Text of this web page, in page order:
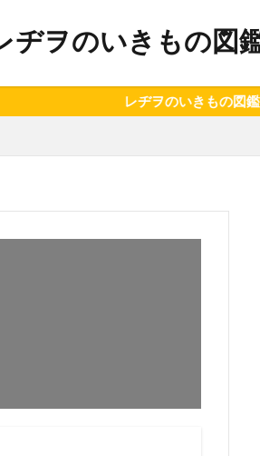
ヂヲのいきもの図
レヂヲのいきもの図鑑では、ワ